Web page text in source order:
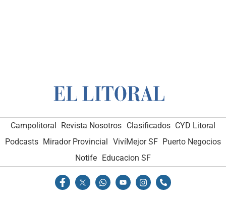
Campolitoral Revista Nosotros Clasificados CYD Litoral
Podcasts Mirador Provincial VivíMejor SF Puerto Negocios
Notife Educacion SF